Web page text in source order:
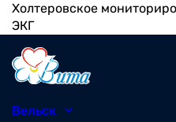
Холтеровское
ЭКГ
Вельск